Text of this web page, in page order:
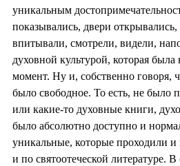
уникальным
показывались, двери
впитывали, смотрели, видели,
духовной культурой, которая
момент. Ну и, собственно говоря,
было свободное. То есть, не было
или какие-то духовные книги,
было абсолютно доступно и
уникальные, которые проходили
и по святоотеческой литературе.